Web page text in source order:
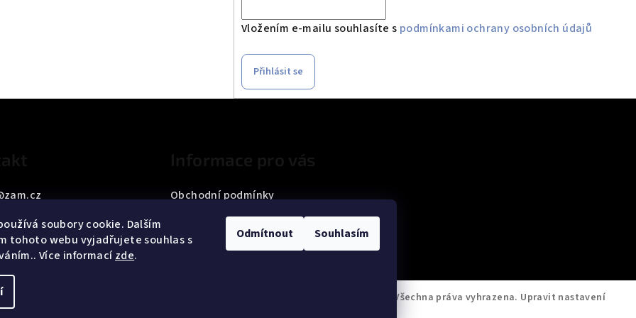
soubory cookie. Dalším
tohoto webu vyjadřujete souhlas s
Více informacízde.
Odmítnout Souhlasím
Vložením e-mailu souhlasíte s podmínkami ochrany osobních údajů
Přihlásit se
zam.cz
Obchodní podmínky
Podmínky ochrany osobních údajů
. Všechna práva vyhrazena. Upravit nastavení